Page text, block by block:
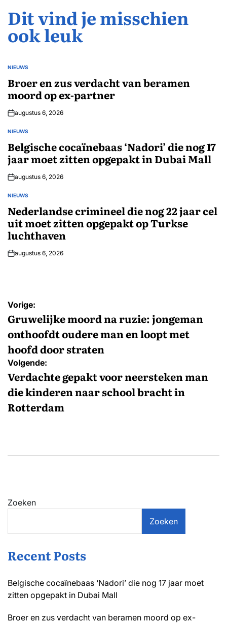
Dit vind je misschien
ook leuk
GEPLAATST
NIEUWS
Broer en zus verdacht van beramen
moord op ex-partner
augustus 6, 2026
GEPLAATST
NIEUWS
Belgische cocaïnebaas ‘Nadori’ die nog 17
jaar moet zitten opgepakt in Dubai Mall
augustus 6, 2026
GEPLAATST
NIEUWS
Nederlandse crimineel die nog 22 jaar cel
uit moet zitten opgepakt op Turkse
luchthaven
augustus 6, 2026
Bericht
navigatie
Vorige:
Gruwelijke moord na ruzie: jongeman
onthoofdt oudere man en loopt met
hoofd door straten
Volgende:
Verdachte gepakt voor neersteken man
die kinderen naar school bracht in
Rotterdam
Zoeken
Zoeken
Recent Posts
Belgische cocaïnebaas ‘Nadori’ die nog 17 jaar moet
zitten opgepakt in Dubai Mall
Broer en zus verdacht van beramen moord op ex-